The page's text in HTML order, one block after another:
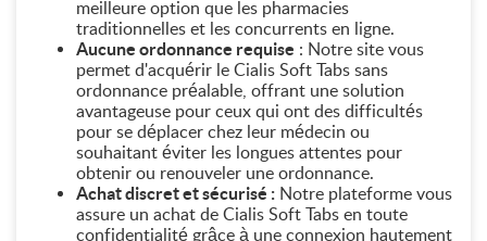
meilleure option que les pharmacies
traditionnelles et les concurrents en ligne.
Aucune ordonnance requise : Notre site vous
permet d'acquérir le Cialis Soft Tabs sans
ordonnance préalable, offrant une solution
avantageuse pour ceux qui ont des difficultés
pour se déplacer chez leur médecin ou
souhaitant éviter les longues attentes pour
obtenir ou renouveler une ordonnance.
Achat discret et sécurisé : Notre plateforme vous
assure un achat de Cialis Soft Tabs en toute
confidentialité grâce à une connexion hautement